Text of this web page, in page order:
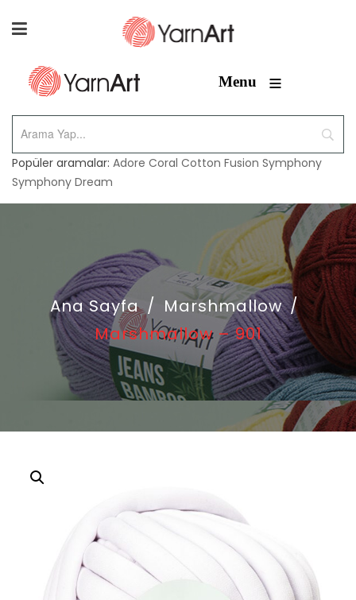
Menu ≡
Popüler aramalar: Adore Coral Cotton Fusion Symphony
Symphony Dream
Ana Sayfa / Marshmallow /
Marshmallow – 901